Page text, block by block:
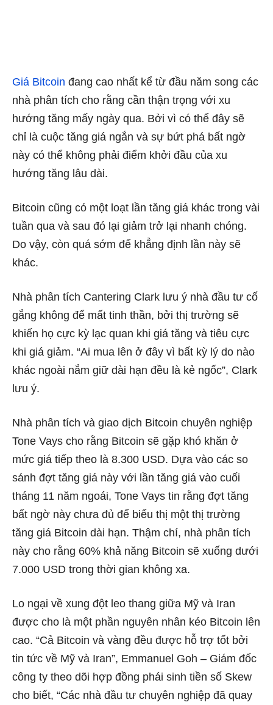
Giá Bitcoin đang cao nhất kể từ đầu năm song các
nhà phân tích cho rằng cần thận trọng với xu
hướng tăng mấy ngày qua. Bởi vì có thể đây sẽ
chỉ là cuộc tăng giá ngắn và sự bứt phá bất ngờ
này có thể không phải điểm khởi đầu của xu
hướng tăng lâu dài.
Bitcoin cũng có một loạt lần tăng giá khác trong vài
tuần qua và sau đó lại giảm trở lại nhanh chóng.
Do vậy, còn quá sớm để khẳng định lần này sẽ
khác.
Nhà phân tích Cantering Clark lưu ý nhà đầu tư cố
gắng không để mất tinh thần, bởi thị trường sẽ
khiến họ cực kỳ lạc quan khi giá tăng và tiêu cực
khi giá giảm. “Ai mua lên ở đây vì bất kỳ lý do nào
khác ngoài nắm giữ dài hạn đều là kẻ ngốc”, Clark
lưu ý.
Nhà phân tích và giao dịch Bitcoin chuyên nghiệp
Tone Vays cho rằng Bitcoin sẽ gặp khó khăn ở
mức giá tiếp theo là 8.300 USD. Dựa vào các so
sánh đợt tăng giá này với lần tăng giá vào cuối
tháng 11 năm ngoái, Tone Vays tin rằng đợt tăng
bất ngờ này chưa đủ để biểu thị một thị trường
tăng giá Bitcoin dài hạn. Thậm chí, nhà phân tích
này cho rằng 60% khả năng Bitcoin sẽ xuống dưới
7.000 USD trong thời gian không xa.
Lo ngại về xung đột leo thang giữa Mỹ và Iran
được cho là một phần nguyên nhân kéo Bitcoin lên
cao. “Cả Bitcoin và vàng đều được hỗ trợ tốt bởi
tin tức về Mỹ và Iran”, Emmanuel Goh – Giám đốc
công ty theo dõi hợp đồng phái sinh tiền số Skew
cho biết, “Các nhà đầu tư chuyên nghiệp đã quay